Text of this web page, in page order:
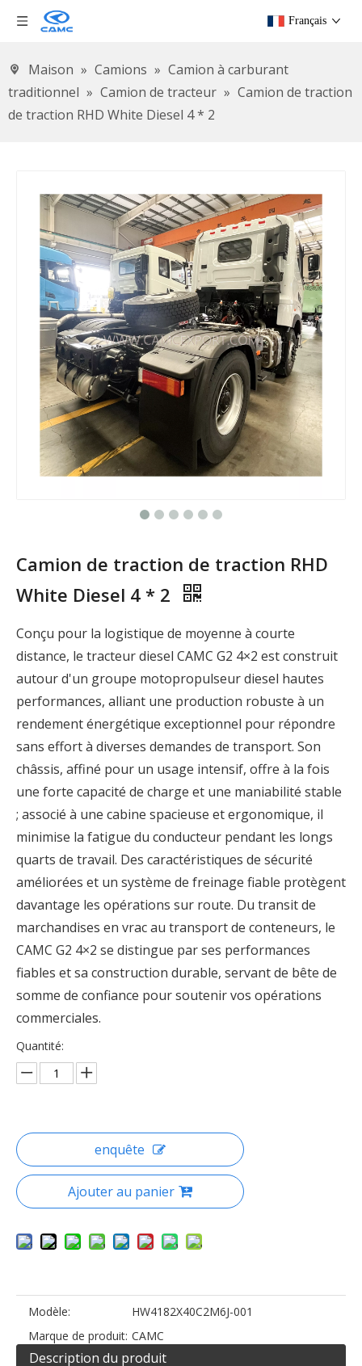
Français
Maison » Camions » Camion à carburant
traditionnel » Camion de tracteur » Camion de traction
de traction RHD White Diesel 4 * 2
Camion de traction de traction RHD
White Diesel 4 * 2
Conçu pour la logistique de moyenne à courte
distance, le tracteur diesel CAMC G2 4×2 est construit
autour d'un groupe motopropulseur diesel hautes
performances, alliant une production robuste à un
rendement énergétique exceptionnel pour répondre
sans effort à diverses demandes de transport. Son
châssis, affiné pour un usage intensif, offre à la fois
une forte capacité de charge et une maniabilité stable
; associé à une cabine spacieuse et ergonomique, il
minimise la fatigue du conducteur pendant les longs
quarts de travail. Des caractéristiques de sécurité
améliorées et un système de freinage fiable protègent
davantage les opérations sur route. Du transit de
marchandises en vrac au transport de conteneurs, le
CAMC G2 4×2 se distingue par ses performances
fiables et sa construction durable, servant de bête de
somme de confiance pour soutenir vos opérations
commerciales.
Quantité:
enquête
Ajouter au panier
Modèle:
HW4182X40C2M6J-001
Marque de produit: CAMC
Description du produit